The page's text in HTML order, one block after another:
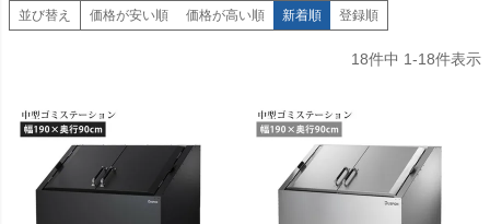
並び替え 価格が安い順 価格が高い順 新着順 登録順
18件中 1-18件表示